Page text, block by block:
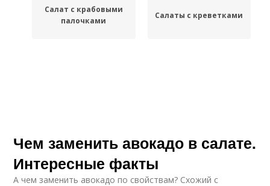
Салат с крабовыми
палочками
Салаты с креветками
Чем заменить авокадо в салате.
Интересные факты
А чем заменить авокадо по свойствам? Схожий с